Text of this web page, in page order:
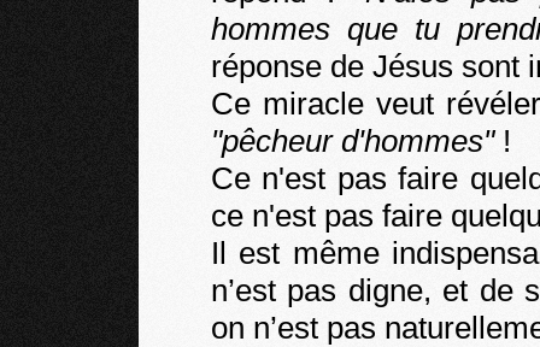
hommes que tu
réponse de Jésus sont
Ce miracle veut
"pêcheur d'hommes"!
Ce n'est pas faire
ce n'est pas faire
Il est même
n’est pas digne, et de
on n’est pas